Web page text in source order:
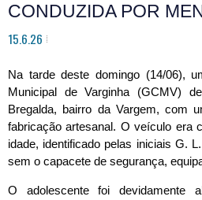
CONDUZIDA POR
15.6.26
Na tarde deste domingo (14/06),
Municipal de Varginha (GCMV)
Bregalda, bairro da Vargem, com
fabricação artesanal. O veículo era
idade, identificado pelas iniciais G.
sem o capacete de segurança,
O adolescente foi devidamente